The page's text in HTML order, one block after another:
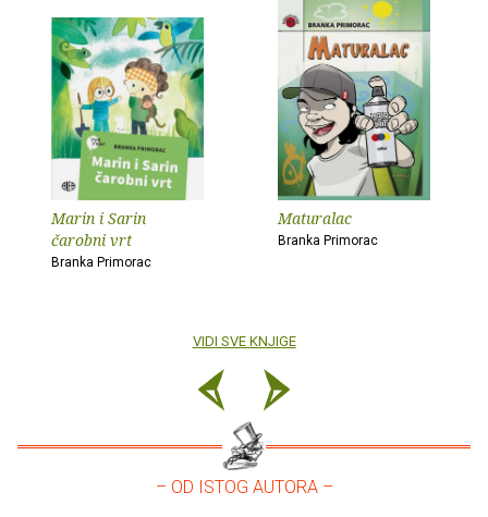
Marin i Sarin
čarobni vrt
Branka Primorac
Maturalac
Branka Primorac
VIDI SVE KNJIGE
– OD ISTOG AUTORA –